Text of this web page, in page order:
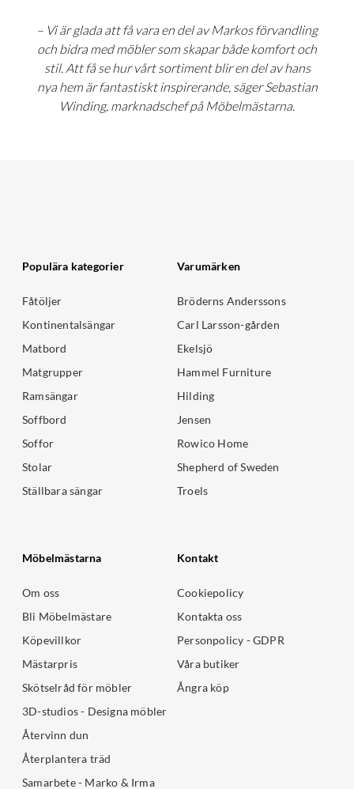
– Vi är glada att få vara en del av Markos förvandling
och bidra med möbler som skapar både komfort och
stil. Att få se hur vårt sortiment blir en del av hans
nya hem är fantastiskt inspirerande, säger Sebastian
Winding, marknadschef på Möbelmästarna.
Populära kategorier
Fåtöljer
Kontinentalsängar
Matbord
Matgrupper
Ramsängar
Soffbord
Soffor
Stolar
Ställbara sängar
Varumärken
Bröderns Anderssons
Carl Larsson-gården
Ekelsjö
Hammel Furniture
Hilding
Jensen
Rowico Home
Shepherd of Sweden
Troels
Möbelmästarna
Om oss
Bli Möbelmästare
Köpevillkor
Mästarpris
Skötselråd för möbler
3D-studios - Designa möbler
Återvinn dun
Återplantera träd
Samarbete - Marko & Irma
Kontakt
Cookiepolicy
Kontakta oss
Personpolicy - GDPR
Våra butiker
Ångra köp